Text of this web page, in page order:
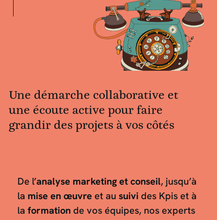
Une démarche collaborative et
une écoute active pour faire
grandir des projets à vos côtés
De l’analyse marketing et conseil, jusqu’à
la mise en œuvre et au suivi des Kpis et à
la formationde vos équipes, nos experts